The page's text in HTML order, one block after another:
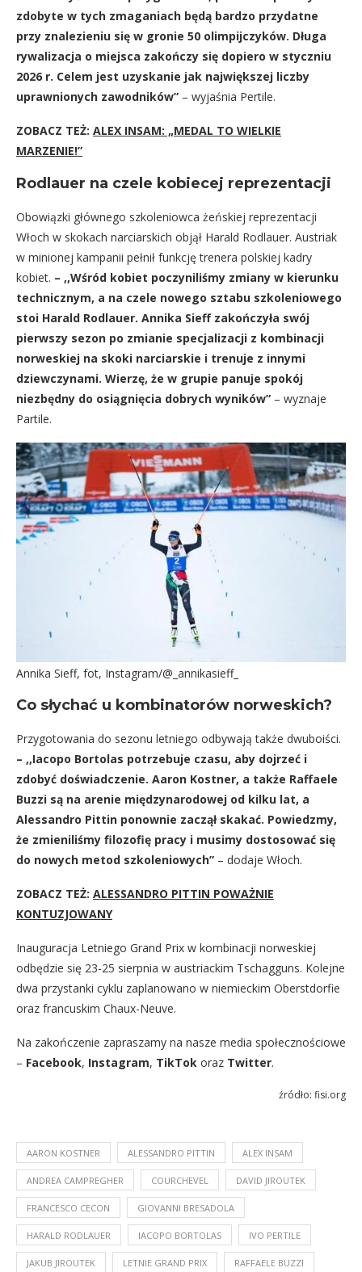
zdobyte w tych zmaganiach będą bardzo przydatne
przy znalezieniu się w gronie 50 olimpijczyków. Długa
rywalizacja o miejsca zakończy się dopiero w styczniu
2026 r. Celem jest uzyskanie jak największej liczby
uprawnionych zawodników” – wyjaśnia Pertile.
ZOBACZ TEŻ: ALEX INSAM: „MEDAL TO WIELKIE
MARZENIE!”
Rodlauer na czele kobiecej reprezentacji
Obowiązki głównego szkoleniowca żeńskiej reprezentacji
Włoch w skokach narciarskich objął Harald Rodlauer. Austriak
w minionej kampanii pełnił funkcję trenera polskiej kadry
kobiet. – ,,Wśród kobiet poczyniliśmy zmiany w kierunku
technicznym, a na czele nowego sztabu szkoleniowego
stoi Harald Rodlauer. Annika Sieff zakończyła swój
pierwszy sezon po zmianie specjalizacji z kombinacji
norweskiej na skoki narciarskie i trenuje z innymi
dziewczynami. Wierzę, że w grupie panuje spokój
niezbędny do osiągnięcia dobrych wyników” – wyznaje
Partile.
Annika Sieff, fot, Instagram/@_annikasieff_
Co słychać u kombinatorów norweskich?
Przygotowania do sezonu letniego odbywają także dwuboiści.
– ,,Iacopo Bortolas potrzebuje czasu, aby dojrzeć i
zdobyć doświadczenie. Aaron Kostner, a także Raffaele
Buzzi są na arenie międzynarodowej od kilku lat, a
Alessandro Pittin ponownie zaczął skakać. Powiedzmy,
że zmieniliśmy filozofię pracy i musimy dostosować się
do nowych metod szkoleniowych” – dodaje Włoch.
ZOBACZ TEŻ: ALESSANDRO PITTIN POWAŻNIE
KONTUZJOWANY
Inauguracja Letniego Grand Prix w kombinacji norweskiej
odbędzie się 23-25 sierpnia w austriackim Tschagguns. Kolejne
dwa przystanki cyklu zaplanowano w niemieckim Oberstdorfie
oraz francuskim Chaux-Neuve.
Na zakończenie zapraszamy na nasze media społecznościowe
– Facebook, Instagram, TikTok oraz Twitter.
źródło: fisi.org
AARON KOSTNER ALESSANDRO PITTIN ALEX INSAM
ANDREA CAMPREGHER COURCHEVEL DAVID JIROUTEK
FRANCESCO CECON GIOVANNI BRESADOLA
HARALD RODLAUER IACOPO BORTOLAS IVO PERTILE
JAKUB JIROUTEK LETNIE GRAND PRIX RAFFAELE BUZZI